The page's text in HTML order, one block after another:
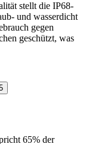
stellt die IP68-
und wasserdicht
gegen
geschützt, was
65% der